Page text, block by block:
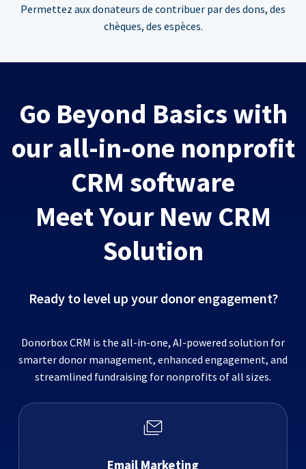
Permettez aux donateurs de contribuer par des dons, des
chèques, des espèces.
Go Beyond Basics with
our all-in-one nonprofit
CRM software
Meet Your New CRM
Solution
Ready to level up your donor engagement?
Donorbox CRM is the all-in-one, AI-powered solution for
smarter donor management, enhanced engagement, and
streamlined fundraising for nonprofits of all sizes.
Email Marketing